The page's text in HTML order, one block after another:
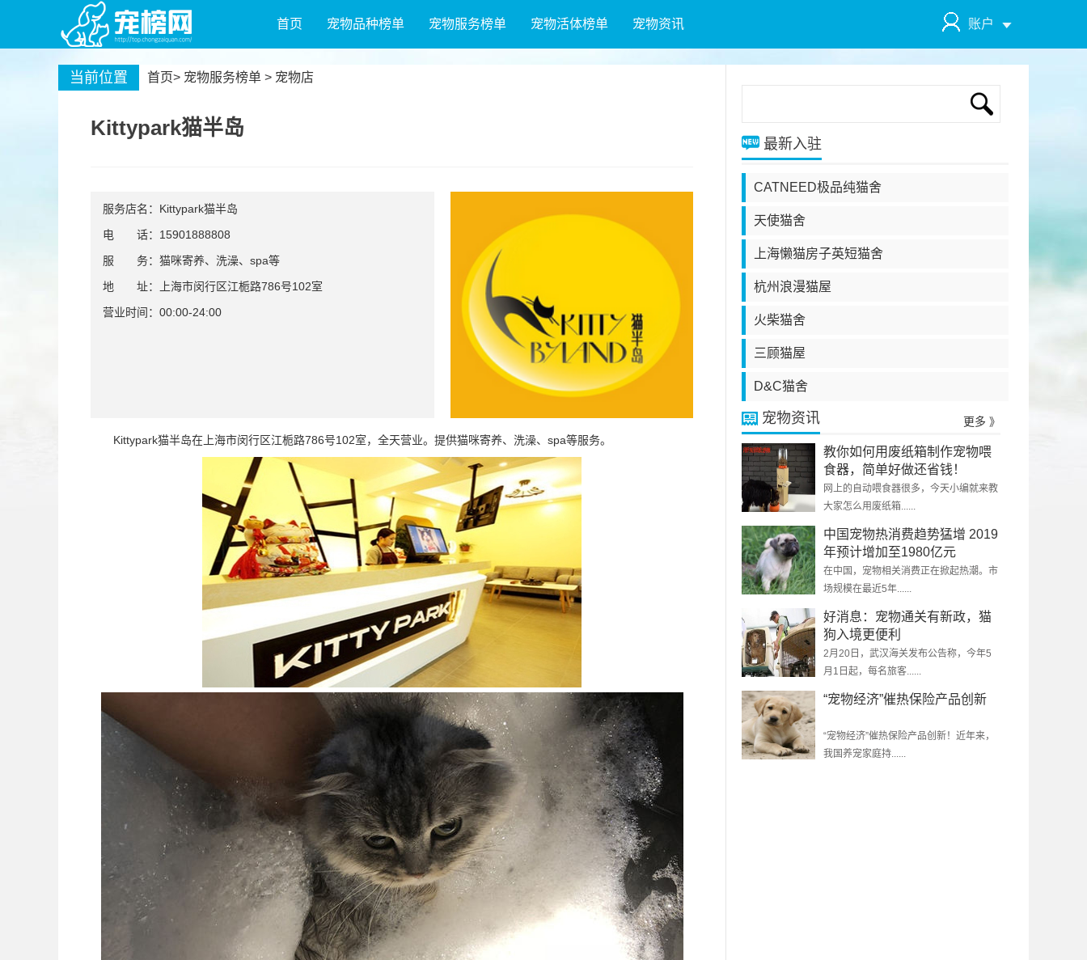
首页 宠物品种榜单 宠物服务榜单 宠物活体榜单 宠物资讯 账户
当前位置 首页> 宠物服务榜单 > 宠物店
Kittypark猫半岛
服务店名：Kittypark猫半岛
电 话：15901888808
服 务：猫咪寄养、洗澡、spa等
地 址：上海市闵行区江栀路786号102室
营业时间：00:00-24:00
Kittypark猫半岛在上海市闵行区江栀路786号102室，全天营业。提供猫咪寄养、洗澡、spa等服务。
最新入驻
CATNEED极品纯猫舍
天使猫舍
上海懒猫房子英短猫舍
杭州浪漫猫屋
火柴猫舍
三顾猫屋
D&C猫舍
宠物资讯 更多 》
教你如何用废纸箱制作宠物喂
食器，简单好做还省钱！
网上的自动喂食器很多，今天小编就来教
大家怎么用废纸箱......
中国宠物热消费趋势猛增 2019
年预计增加至1980亿元
在中国，宠物相关消费正在掀起热潮。市
场规模在最近5年......
好消息：宠物通关有新政，猫
狗入境更便利
2月20日，武汉海关发布公告称，今年5
月1日起，每名旅客......
“宠物经济”催热保险产品创新
“宠物经济”催热保险产品创新！近年来，
我国养宠家庭持......